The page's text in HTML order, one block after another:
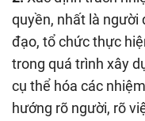
quyền, nhất là người
đạo, tổ chức thực
trong quá trình xây
cụ thể hóa các
hướng rõ người, rõ